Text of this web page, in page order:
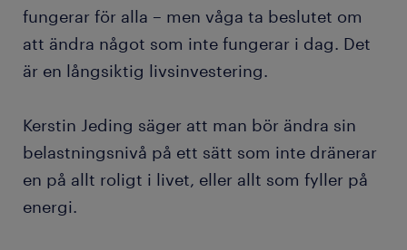
fungerar för alla – men våga ta beslutet om
att ändra något som inte fungerar i dag. Det
är en långsiktig livsinvestering.
Kerstin Jeding säger att man bör ändra sin
belastningsnivå på ett sätt som inte dränerar
en på allt roligt i livet, eller allt som fyller på
energi.